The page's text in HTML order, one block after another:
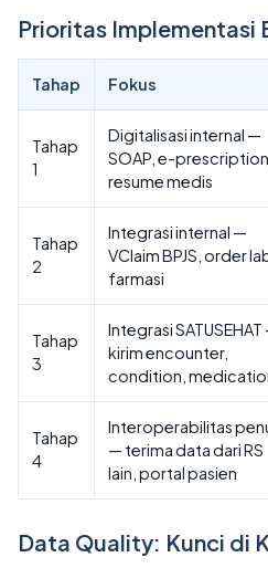
Prioritas Implementasi
Tahap Fokus
Tahap
1
Digitalisasi internal —
SOAP, e-prescription,
resume medis
Tahap
2
Integrasi internal —
VClaim BPJS, order
farmasi
Tahap
3
Integrasi
kirim encounter,
condition,
Tahap
4
Interoperabilitas
— terima data dari RS
lain, portal pasien
Data Quality: Kunci di